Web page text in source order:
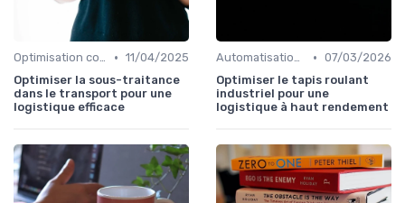
Optimisation coûts • 11/04/2025
Optimiser la sous-traitance
dans le transport pour une
logistique efficace
Automatisation processus • 07/03/2026
Optimiser le tapis roulant
industriel pour une
logistique à haut rendement